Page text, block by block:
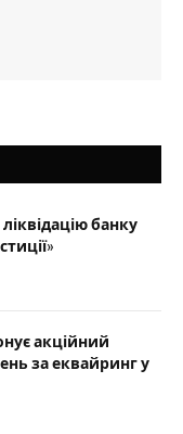
банку
акційний
за еквайринг у